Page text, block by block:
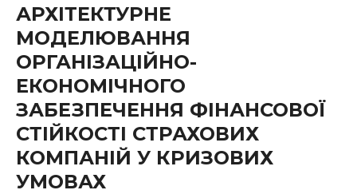
АРХІТЕКТУРНЕ
МОДЕЛЮВАННЯ
ОРГАНІЗАЦІЙНО-
ЕКОНОМІЧНОГО
ЗАБЕЗПЕЧЕННЯ ФІНАНСОВОЇ
СТІЙКОСТІ СТРАХОВИХ
КОМПАНІЙ У КРИЗОВИХ
УМОВАХ